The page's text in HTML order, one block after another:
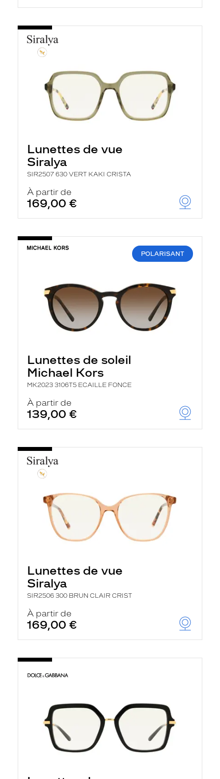
Lunettes de vue
Siralya
SIR2507 630 VERT KAKI CRISTA
À partir de
169,00 €
POLARISANT
Lunettes de soleil
Michael Kors
MK2023 3106T5 ECAILLE FONCE
À partir de
139,00 €
Lunettes de vue
Siralya
SIR2506 300 BRUN CLAIR CRIST
À partir de
169,00 €